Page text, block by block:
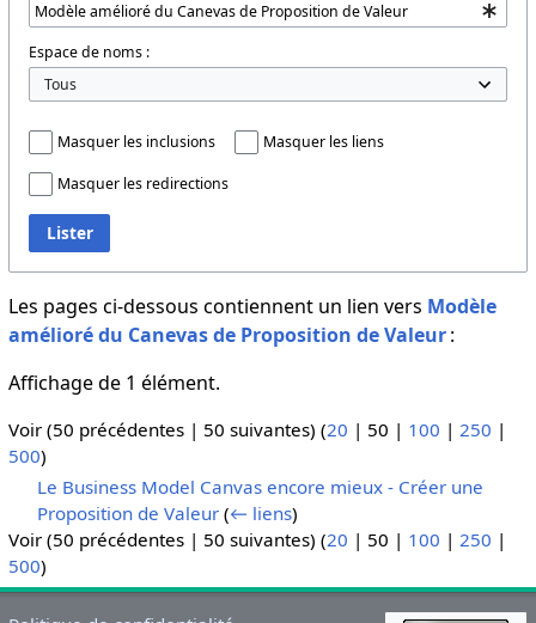
Espace de noms :
Masquer les inclusions Masquer les liens
Masquer les redirections
Lister
Les pages ci-dessous contiennent un lien vers Modèle
amélioré du Canevas de Proposition de Valeur:
Affichage de 1 élément.
Voir (50 précédentes| 50 suivantes) (20 | 50 | 100 | 250 |
500)
Le Business Model Canvas encore mieux - Créer une
Proposition de Valeur (← liens)
Voir (50 précédentes| 50 suivantes) (20 | 50 | 100 | 250 |
500)